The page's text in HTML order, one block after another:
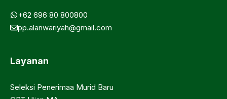
+62 696 80 800800
pp.alanwariyah@gmail.com
Layanan
Seleksi Penerimaa Murid Baru